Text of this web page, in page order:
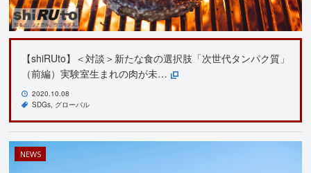
【shiRUto】＜対談＞新たな食の選択肢「次世代タンパク質」
（前編）実験室生まれの肉が未…
2020.10.08
SDGs グローバル
NEWS